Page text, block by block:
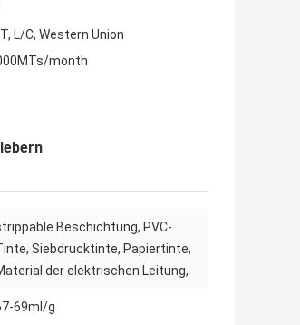
L/C, Western Union
month
Beschichtung, PVC-
Siebdrucktinte, Papiertinte,
der elektrischen Leitung,
69ml/g